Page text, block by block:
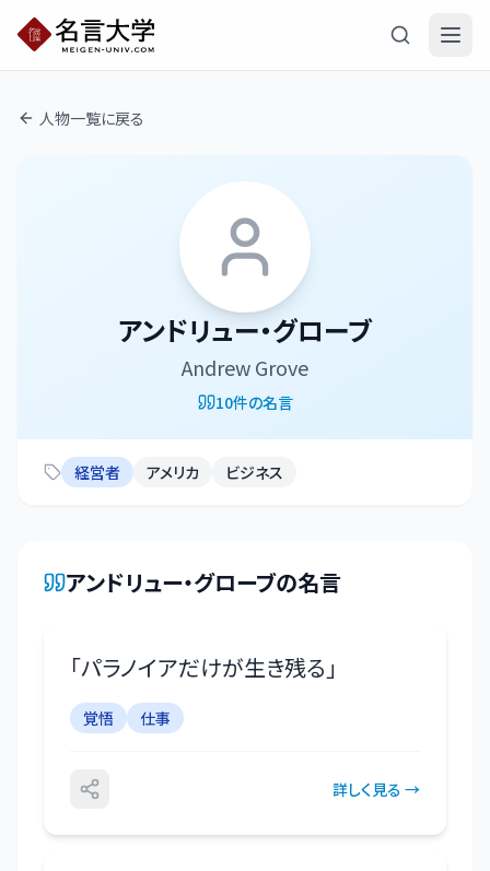
人物一覧に戻る
アンドリュー・グローブ
Andrew Grove
10件の名言
経営者 アメリカ ビジネス
アンドリュー・グローブの名言
「パラノイアだけが生き残る 」
覚悟 仕事
詳しく見る →